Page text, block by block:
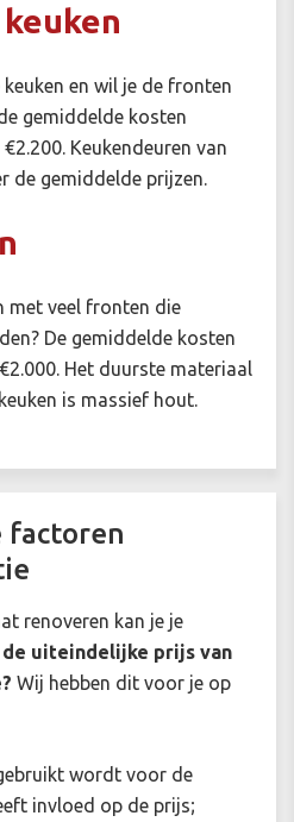
en wil je de fronten
gemiddelde kosten
Keukendeuren van
de gemiddelde prijzen.
met veel fronten die
De gemiddelde kosten
Het duurste materiaal
is massief hout.
factoren
renoveren kan je je
uiteindelijke prijs van
Wij hebben dit voor je op
wordt voor de
invloed op de prijs;